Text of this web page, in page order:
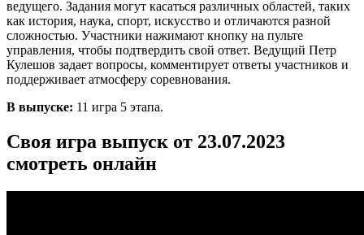
ведущего. Задания могут касаться различных областей, таких
как история, наука, спорт, искусство и отличаются разной
сложностью. Участники нажимают кнопку на пульте
управления, чтобы подтвердить свой ответ. Ведущий Петр
Кулешов задает вопросы, комментирует ответы участников и
поддерживает атмосферу соревнования.
В выпуске: 11 игра 5 этапа.
Своя игра выпуск от 23.07.2023
смотреть онлайн